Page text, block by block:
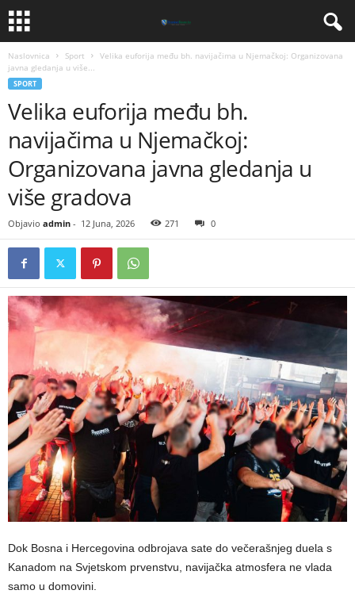
Naslovnica Sport
Velika euforija među bh. navijačima u Njemačkoj: Organizovana
javna gledanja u više...
SPORT
Velika euforija među bh.
navijačima u Njemačkoj:
Organizovana javna gledanja u
više gradova
Objavio admin - 12 Juna, 2026 271 0
Dok Bosna i Hercegovina odbrojava sate do večerašnjeg duela s
Kanadom na Svjetskom prvenstvu, navijačka atmosfera ne vlada
samo u domovini.